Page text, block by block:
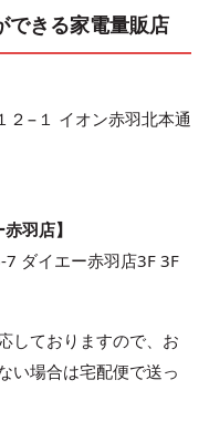
できる家電量販店
２−１ イオン赤羽北本通
羽店】
ダイエー赤羽店3F 3F
しておりますので、お
い場合は宅配便で送っ